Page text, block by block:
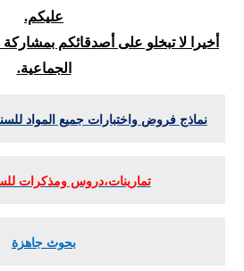
عليكم.
أخيرا لا تبخلو على أصدقائكم
الجماعية.
نماذج فروض واختبارات جميع المواد للسنة 2 ابتدائي الجيل
تمارينات،دروس ومذكرات للسنة 2
بحوث جاهزة